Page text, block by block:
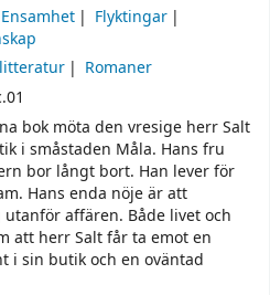
Ensamhet
Flyktingar
Romaner
bok möta den vresige herr Salt
i småstaden Måla. Hans fru
bor långt bort. Han lever för
Hans enda nöje är att
affären. Både livet och
att herr Salt får ta emot en
i sin butik och en oväntad